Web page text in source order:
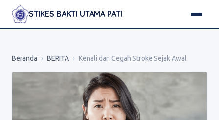
STIKES BAKTI UTAMA PATI
Beranda › BERITA › Kenali dan Cegah Stroke Sejak Awal